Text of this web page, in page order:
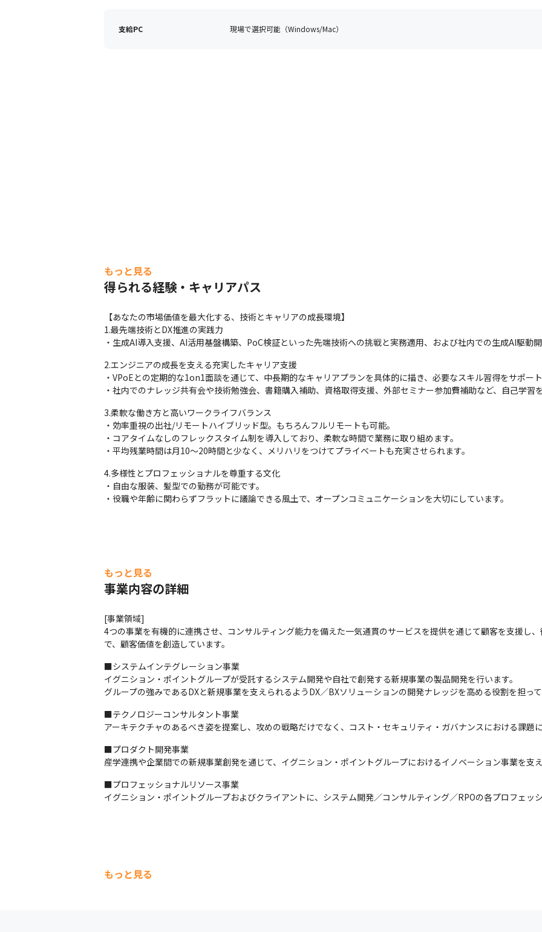
支給PC 現場で選択可能（Windows/Mac）
もっと見る
得られる経験・キャリアパス
【あなたの市場価値を最大化する、技術とキャリアの成長環境】
1.最先端技術とDX推進の実践力
・生成AI導入支援、AI活用基盤構築、PoC検証といった先端技術への挑戦と実務適用、および社内での生成AI駆動
2.エンジニアの成長を支える充実したキャリア支援
・VPoEとの定期的な1on1面談を通じて、中長期的なキャリアプランを具体的に描き、必要なスキル習得をサポート
・社内でのナレッジ共有会や技術勉強会、書籍購入補助、資格取得支援、外部セミナー参加費補助など、自己学習
3.柔軟な働き方と高いワークライフバランス
・効率重視の出社/リモートハイブリッド型。もちろんフルリモートも可能。
・コアタイムなしのフレックスタイム制を導入しており、柔軟な時間で業務に取り組めます。
・平均残業時間は月10〜20時間と少なく、メリハリをつけてプライベートも充実させられます。
4.多様性とプロフェッショナルを尊重する文化
・自由な服装、髪型での勤務が可能です。
・役職や年齢に関わらずフラットに議論できる風土で、オープンコミュニケーションを大切にしています。
もっと見る
事業内容の詳細
[事業領域]
4つの事業を有機的に連携させ、コンサルティング能力を備えた一気通貫のサービスを提供を通じて顧客を支援し
で、顧客価値を創造しています。
■システムインテグレーション事業
イグニション・ポイントグループが受託するシステム開発や自社で創発する新規事業の製品開発を行います。
グループの強みであるDXと新規事業を支えられるようDX／BXソリューションの開発ナレッジを高める役割を担って
■テクノロジーコンサルタント事業
アーキテクチャのあるべき姿を提案し、攻めの戦略だけでなく、コスト・セキュリティ・ガバナンスにおける課題に
■プロダクト開発事業
産学連携や企業間での新規事業創発を通じて、イグニション・ポイントグループにおけるイノベーション事業を支
■プロフェッショナルリソース事業
イグニション・ポイントグループおよびクライアントに、システム開発／コンサルティング／RPOの各プロフェッ
もっと見る